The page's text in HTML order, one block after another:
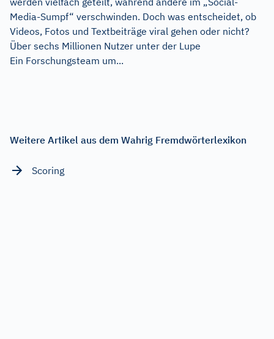
Media-Sumpf“ verschwinden. Doch was entscheidet, ob
Videos, Fotos und Textbeiträge viral gehen oder nicht?
Über sechs Millionen Nutzer unter der Lupe
Ein Forschungsteam um...
Weitere Artikel aus dem Wahrig Fremdwörterlexikon
Scoring